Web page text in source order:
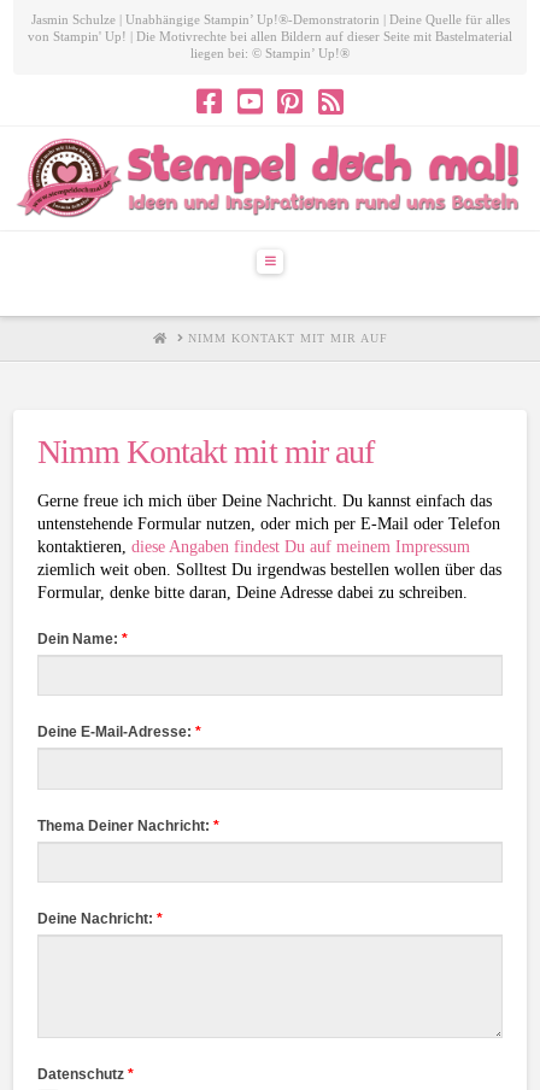
Jasmin Schulze | Unabhängige Stampin’ Up!®-Demonstratorin | Deine Quelle für alles
von Stampin' Up! | Die Motivrechte bei allen Bildern auf dieser Seite mit Bastelmaterial
liegen bei: © Stampin’ Up!®
Navigation
HOMENIMM KONTAKT MIT MIR AUF
Nimm Kontakt mit mir auf
Gerne freue ich mich über Deine Nachricht. Du kannst einfach das
untenstehende Formular nutzen, oder mich per E-Mail oder Telefon
kontaktieren,diese Angaben findest Du auf meinem Impressum
ziemlich weit oben. Solltest Du irgendwas bestellen wollen über das
Formular, denke bitte daran, Deine Adresse dabei zu schreiben.
Dein Name:*
Deine E-Mail-Adresse:*
Thema Deiner Nachricht:*
Deine Nachricht:*
Datenschutz*